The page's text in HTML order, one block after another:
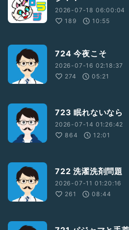
2026-07-18 06:00:04
189
10:55
724 今夜こそ
2026-07-16 02:18:37
274
05:21
723 眠れないなら
2026-07-14 01:26:42
864
12:01
722 洗濯洗剤問題
2026-07-11 01:20:16
261
08:44